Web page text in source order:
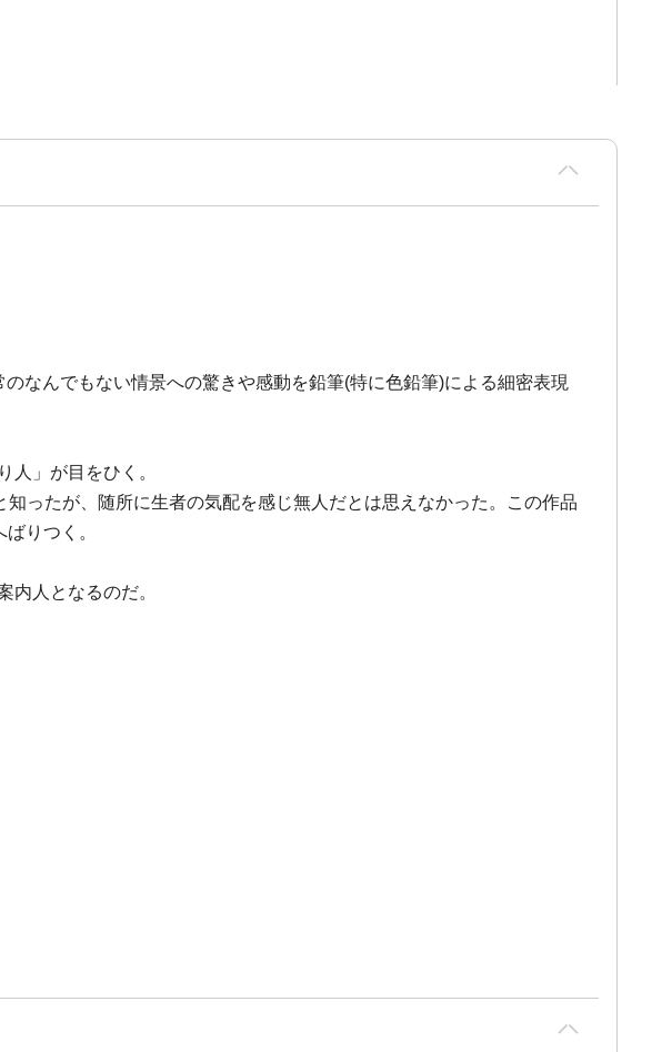
なんでもない情景への驚きや感動を鉛筆(特に色鉛筆)による細密表現
人」が目をひく。
ったが、随所に生者の気配を感じ無人だとは思えなかった。この作品
りつく。
内人となるのだ。